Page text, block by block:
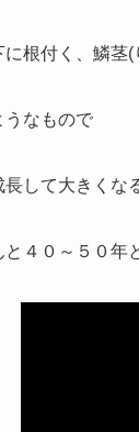
根付く、 鱗茎(
うなもので
して大きくな
４０～５０年